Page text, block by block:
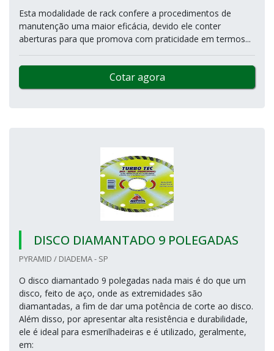
Esta modalidade de rack confere a procedimentos de
manutenção uma maior eficácia, devido ele conter
aberturas para que promova com praticidade em termos...
Cotar agora
DISCO DIAMANTADO 9 POLEGADAS
PYRAMID / DIADEMA - SP
O disco diamantado 9 polegadas nada mais é do que um
disco, feito de aço, onde as extremidades são
diamantadas, a fim de dar uma potência de corte ao disco.
Além disso, por apresentar alta resistência e durabilidade,
ele é ideal para esmerilhadeiras e é utilizado, geralmente,
em: